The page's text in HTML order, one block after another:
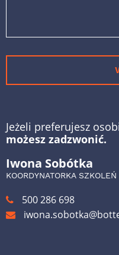
Jeżeli preferujesz
możesz zadzwonić.
Iwona Sobótka
KOORDYNATORKA SZKOLEŃ
500 286 698